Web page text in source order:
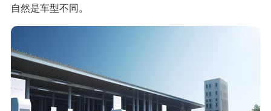
自然是车型不同。